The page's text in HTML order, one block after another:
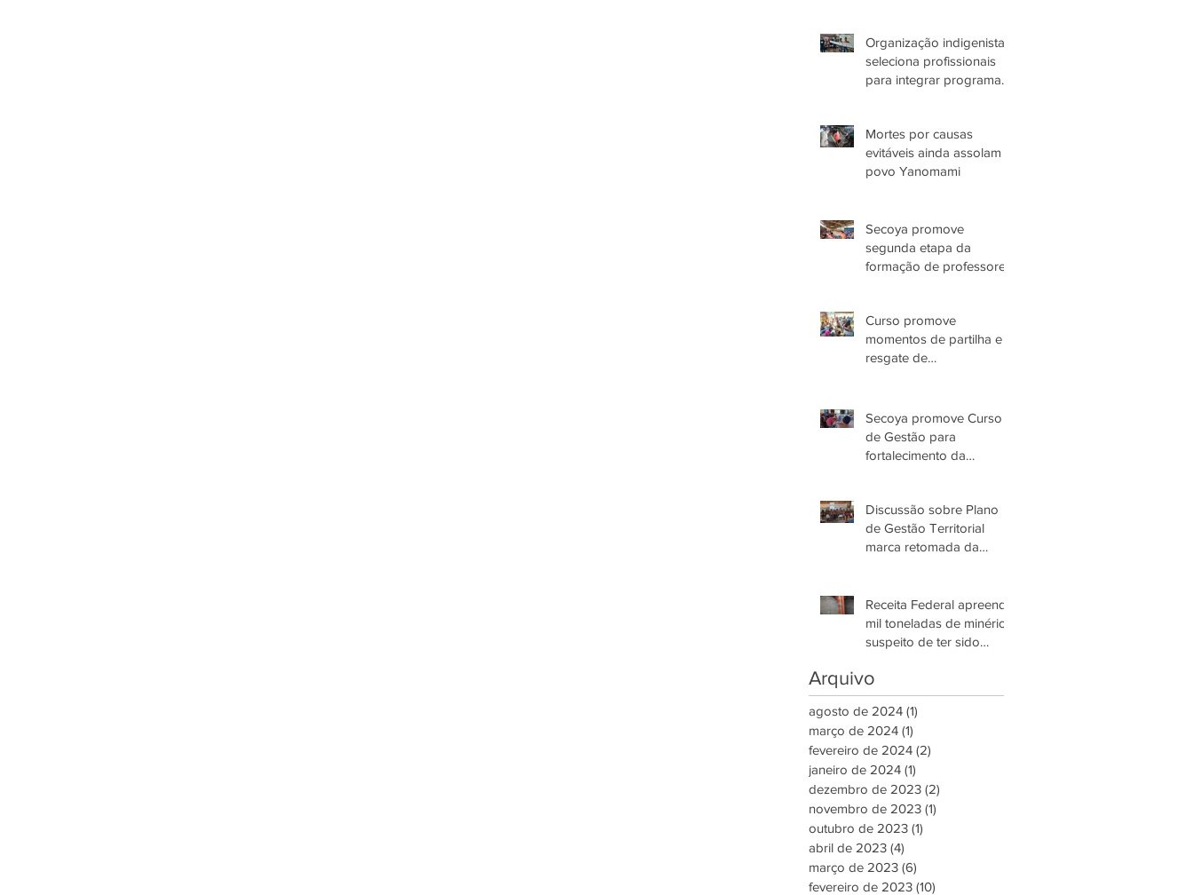
Organização indigenista
seleciona profissionais
para integrar programas
Mortes por causas
evitáveis ainda assolam
povo Yanomami
Secoya promove
segunda etapa da
formação de professores
Curso promove
momentos de partilha e
resgate de
Yanomami
Secoya promove Curso
de Gestão para
fortalecimento da
Discussão sobre Plano
de Gestão Territorial
marca retomada da
Receita Federal apreende
mil toneladas de minério
suspeito de ter sido
Yanomami
Arquivo
agosto de 2024 (1)
março de 2024 (1)
fevereiro de 2024 (2)
janeiro de 2024 (1)
dezembro de 2023 (2)
novembro de 2023 (1)
outubro de 2023 (1)
abril de 2023 (4)
março de 2023 (6)
fevereiro de 2023 (10)